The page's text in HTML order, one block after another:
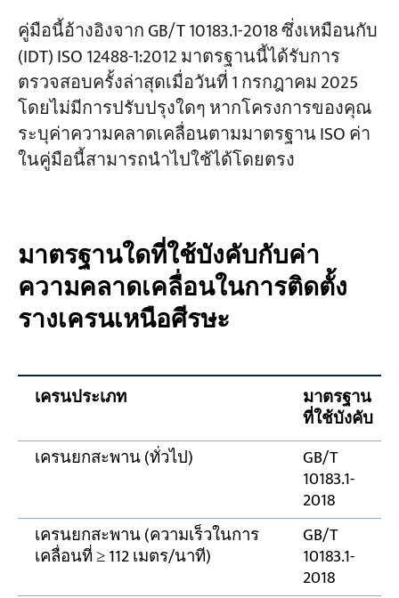
โครงการ
บล็อก
ข่าว
การใช้งาน
เกี่ยวกับเรา
ติดต่อเรา
ระนาบแนวนอน (ตัวอย่างขนาด 2000 มม.)
ข
ตรวจสอบข้อ 4 — ความตรงของรางใน
ระนาบแนวตั้ง (ตลอดความยาว) C
ตรวจสอบข้อที่ 5 — ความตรงของรางใน
ระนาบแนวตั้ง (ตัวอย่างขนาด 2000 มม.) c
ตรวจสอบ 7 — จุดสิ้นสุด / บัฟเฟอร์การ
ทำงานแบบขนาน F
ตรวจสอบข้อ 8 — ช่องว่างรอยต่อราง
ตรวจสอบข้อ 10 — จุดเปลี่ยนเส้นทาง
ระหว่างศูนย์กลางทางรถไฟและศูนย์กลาง
ขั้นตอนการตรวจสอบรางเครนเหนือศีรษะที่
ผลที่ตามมาจากการอยู่ในสภาวะที่ยอมรับไม่
ได้
คู่มือนี้อ้างอิงจาก GB/T 10183.1-2018 ซึ่งเหมือนกับ
(IDT) ISO 12488-1:2012 มาตรฐานนี้ได้รับการ
ตรวจสอบครั้งล่าสุดเมื่อวันที่ 1 กรกฎาคม 2025
โดยไม่มีการปรับปรุงใดๆ หากโครงการของคุณ
ระบุค่าความคลาดเคลื่อนตามมาตรฐาน ISO ค่า
ในคู่มือนี้สามารถนำไปใช้ได้โดยตรง
มาตรฐานใดที่ใช้บังคับกับค่า
ความคลาดเคลื่อนในการติดตั้ง
รางเครนเหนือศีรษะ
เครนประเภท มาตรฐาน
ที่ใช้บังคับ
เครนยกสะพาน (ทั่วไป)
GB/T
10183.1-
2018
เครนยกสะพาน (ความเร็วในการ
เคลื่อนที่ ≥ 112 เมตร/นาที)
GB/T
10183.1-
2018